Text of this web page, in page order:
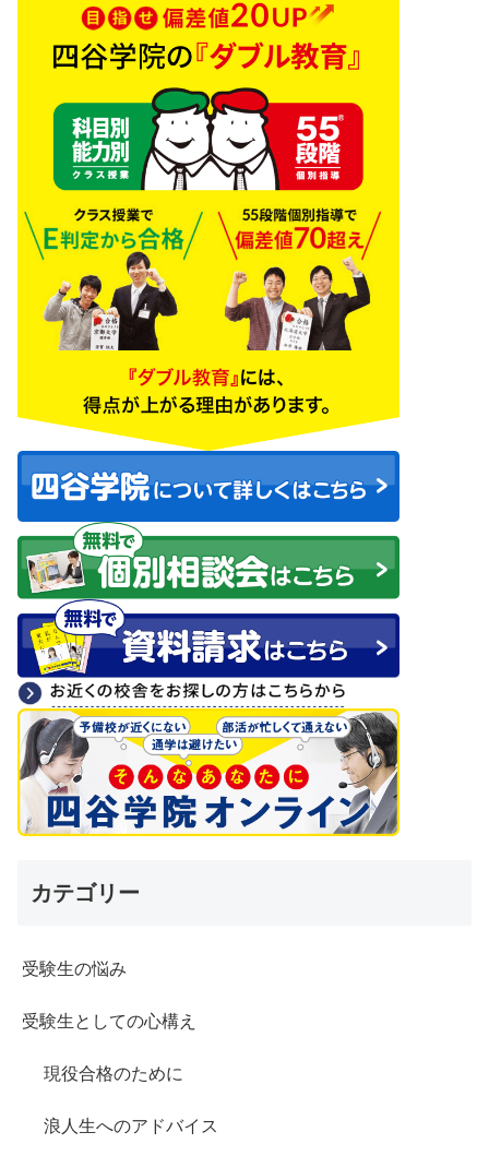
カテゴリー
受験生の悩み
受験生としての心構え
現役合格のために
浪人生へのアドバイス